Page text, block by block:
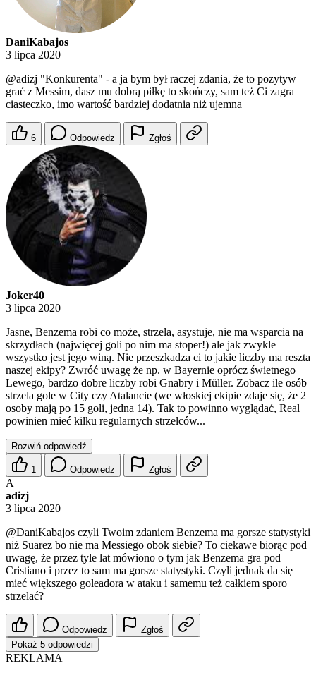
DaniKabajos
3 lipca 2020
@adizj "Konkurenta" - a ja bym był raczej zdania, że to pozytyw
grać z Messim, dasz mu dobrą piłkę to skończy, sam też Ci zagra
ciasteczko, imo wartość bardziej dodatnia niż ujemna
6 Odpowiedz Zgłoś
Joker40
3 lipca 2020
Jasne, Benzema robi co może, strzela, asystuje, nie ma wsparcia na
skrzydłach (najwięcej goli po nim ma stoper!) ale jak zwykle
wszystko jest jego winą. Nie przeszkadza ci to jakie liczby ma reszta
naszej ekipy? Zwróć uwagę że np. w Bayernie oprócz świetnego
Lewego, bardzo dobre liczby robi Gnabry i Müller. Zobacz ile osób
strzela gole w City czy Atalancie (we włoskiej ekipie zdaje się, że 2
osoby mają po 15 goli, jedna 14). Tak to powinno wyglądać, Real
powinien mieć kilku regularnych strzelców...
Rozwiń odpowiedź
1 Odpowiedz Zgłoś
A
adizj
3 lipca 2020
@DaniKabajos czyli Twoim zdaniem Benzema ma gorsze statystyki
niż Suarez bo nie ma Messiego obok siebie? To ciekawe biorąc pod
uwagę, że przez tyle lat mówiono o tym jak Benzema gra pod
Cristiano i przez to sam ma gorsze statystyki. Czyli jednak da się
mieć większego goleadora w ataku i samemu też całkiem sporo
strzelać?
Odpowiedz
Zgłoś
Pokaż 5 odpowiedzi
REKLAMA